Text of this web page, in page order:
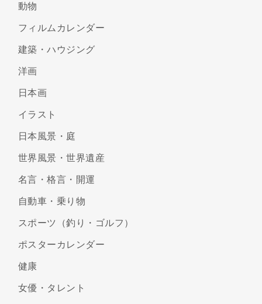
動物
フィルムカレンダー
建築・ハウジング
洋画
日本画
イラスト
日本風景・庭
世界風景・世界遺産
名言・格言・開運
自動車・乗り物
スポーツ（釣り・ゴルフ）
ポスターカレンダー
健康
女優・タレント